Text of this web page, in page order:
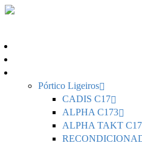
Pórtico Ligeiros
CADIS C17
ALPHA C173
ALPHA TAKT